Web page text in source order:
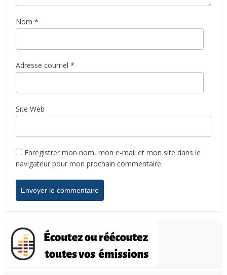
Nom *
Adresse courriel *
Site Web
Enregistrer mon nom, mon e-mail et mon site dans le
navigateur pour mon prochain commentaire.